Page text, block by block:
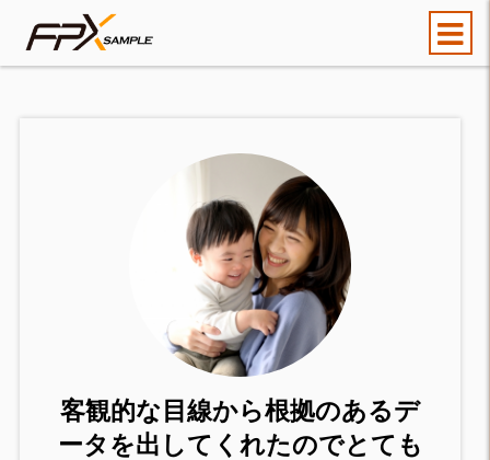
客観的な目線から根拠のあるデ
ータを出してくれたのでとても